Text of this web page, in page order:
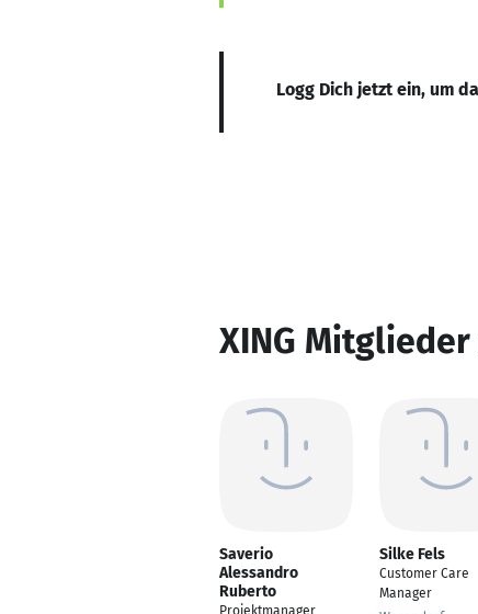
Logg Dich jetzt ein, um
XING
Saverio
Alessandro
Ruberto
Projektmanager
Silke Fels
Customer Care
Manager